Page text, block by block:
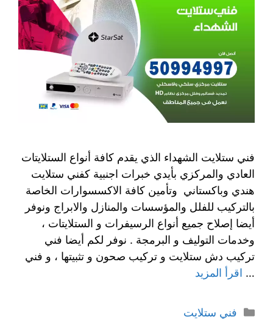
فني ستلايت الشهداء الذي يقدم كافة أنواع الستلايتات
العادي والمركزي بأيدي خبرات اجنبية كفني ستلايت
هندي وباكستاني وتأمين كافة الاكسسوارات الخاصة
بالتركيب للفلل والمؤسسات والمنازل والابراج ونوفر
أيضا إصلاح جميع أنواع الرسيفرات و الستلايتات ،
وخدمات التوليف و البرمجة . نوفر لكم أيضا فني
تركيب دش ستلايت و تركيب صحون و تثبيتها ، و فني
… اقرأ المزيد
فني ستلايت